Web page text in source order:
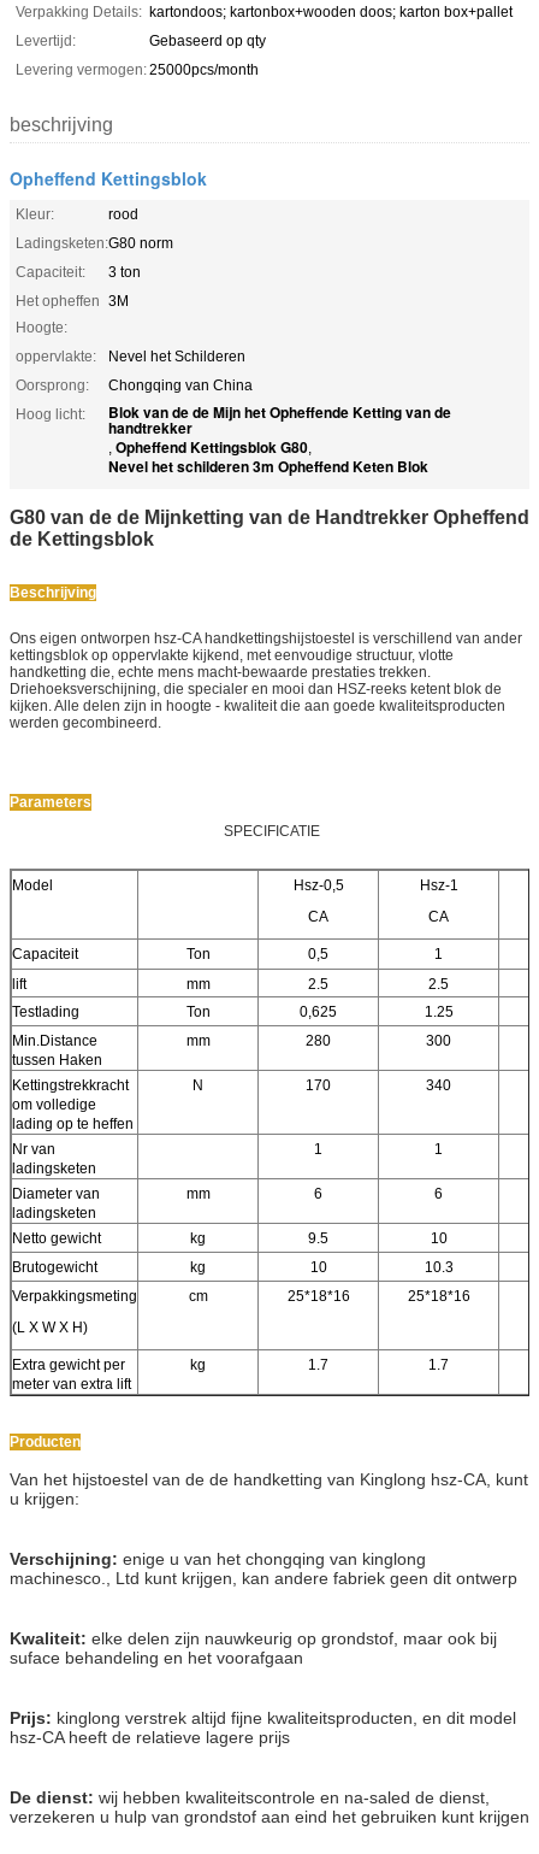
Verpakking Details: kartondoos; kartonbox+wooden doos; karton box+pallet
Levertijd:
Gebaseerd op qty
Levering vermogen:25000pcs/month
beschrijving
Opheffend Kettingsblok
Kleur:
rood
Ladingsketen:G80 norm
Capaciteit:
3 ton
Het opheffen
Hoogte:
3M
oppervlakte:
Nevel het Schilderen
Oorsprong:
Chongqing van China
Hoog licht:
Blok van de de Mijn het Opheffende Ketting van de
handtrekker
, Opheffend Kettingsblok G80,
Nevel het schilderen 3m Opheffend Keten Blok
G80 van de de Mijnketting van de Handtrekker Opheffend
de Kettingsblok
Beschrijving
Ons eigen ontworpen hsz-CA handkettingshijstoestel is verschillend van ander
kettingsblok op oppervlakte kijkend, met eenvoudige structuur, vlotte
handketting die, echte mens macht-bewaarde prestaties trekken.
Driehoeksverschijning, die specialer en mooi dan HSZ-reeks ketent blok de
kijken. Alle delen zijn in hoogte - kwaliteit die aan goede kwaliteitsproducten
werden gecombineerd.
Parameters
SPECIFICATIE
Model
Hsz-0,5
CA
Hsz-1
CA
Capaciteit Ton 0,5
1
lift
mm 2.5
2.5
Testlading
Ton 0,625
1.25
Min.Distance
tussen Haken
mm 280 300
Kettingstrekkracht
om volledige
lading op te heffen
N 170 340
Nr van
ladingsketen
1 1
Diameter van
ladingsketen
mm 6 6
Netto gewicht kg 9.5
10
Brutogewicht
kg 10
10.3
Verpakkingsmeting
(L X W X H)
cm 25*18*16 25*18*16
Extra gewicht per
meter van extra lift
kg 1.7 1.7
Producten
Van het hijstoestel van de de handketting van Kinglong hsz-CA, kunt
u krijgen:
Verschijning: enige u van het chongqing van kinglong
machinesco., Ltd kunt krijgen, kan andere fabriek geen dit ontwerp
Kwaliteit: elke delen zijn nauwkeurig op grondstof, maar ook bij
suface behandeling en het voorafgaan
Prijs: kinglong verstrek altijd fijne kwaliteitsproducten, en dit model
hsz-CA heeft de relatieve lagere prijs
De dienst: wij hebben kwaliteitscontrole en na-saled de dienst,
verzekeren u hulp van grondstof aan eind het gebruiken kunt krijgen